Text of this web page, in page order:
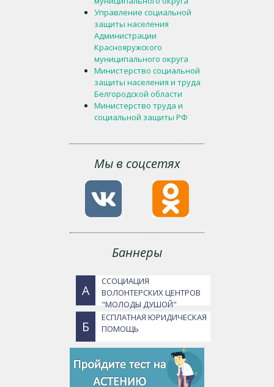
Управление социальной
защиты населения
Администрации
Краснояружского
муниципального округа
Министерство социальной
защиты населения и труда
Белгородской области
Министерство труда и
социальной защиты РФ
Мы в соцсетях
Баннеры
А
ССОЦИАЦИЯ
ВОЛОНТЕРСКИХ ЦЕНТРОВ
"МОЛОДЫ ДУШОЙ"
Б
ЕСПЛАТНАЯ ЮРИДИЧЕСКАЯ
ПОМОЩЬ